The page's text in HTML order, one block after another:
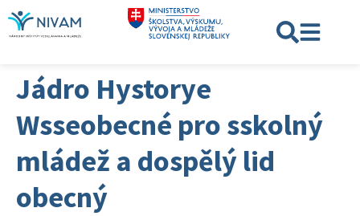
Jádro Hystorye
Wsseobecné pro sskolný
mládež a dospělý lid
obecný